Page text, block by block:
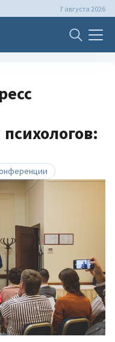
7 августа 2026